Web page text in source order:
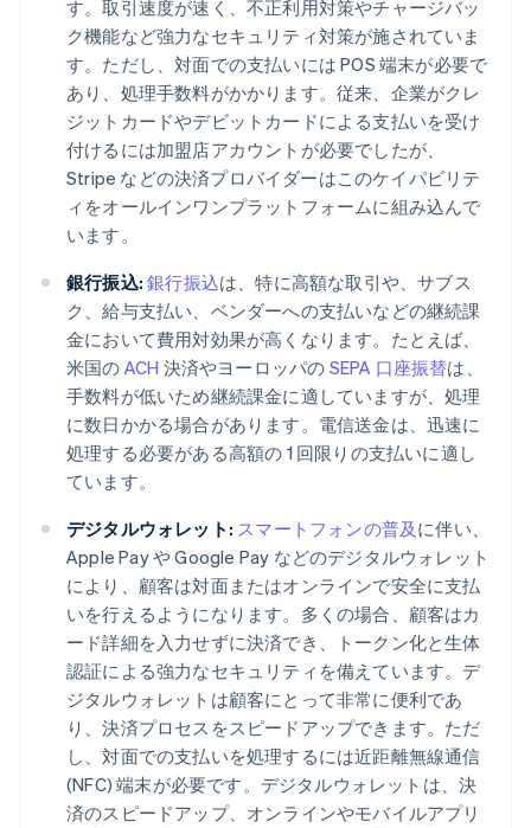
す。取引速度が速く、不正利用対策やチャージバッ
ク機能など強力なセキュリティ対策が施されていま
す。ただし、対面での支払いには POS 端末が必要で
あり、処理手数料がかかります。従来、企業がクレ
ジットカードやデビットカードによる支払いを受け
付けるには加盟店アカウントが必要でしたが、
Stripe などの決済プロバイダーはこのケイパビリテ
ィをオールインワンプラットフォームに組み込んで
います。
銀行振込: 銀行振込は、特に高額な取引や、サブス
ク、給与支払い、ベンダーへの支払いなどの継続課
金において費用対効果が高くなります。たとえば、
米国の ACH 決済やヨーロッパの SEPA 口座振替は、
手数料が低いため継続課金に適していますが、処理
に数日かかる場合があります。電信送金は、迅速に
処理する必要がある高額の 1 回限りの支払いに適し
ています。
デジタルウォレット: スマートフォンの普及 に伴い、
Apple Pay や Google Pay などのデジタルウォレット
により、顧客は対面またはオンラインで安全に支払
いを行えるようになります。多くの場合、顧客はカ
ード詳細を入力せずに決済でき、トークン化と生体
認証による強力なセキュリティを備えています。デ
ジタルウォレットは顧客にとって非常に便利であ
り、決済プロセスをスピードアップできます。ただ
し、対面での支払いを処理するには近距離無線通信
(NFC) 端末が必要です。デジタルウォレットは、決
済のスピードアップ、オンラインやモバイルアプリ